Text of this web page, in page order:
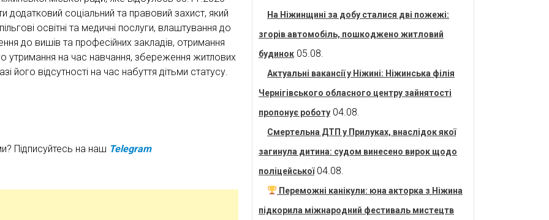
додатковий соціальний та правовий захист, який
освітні та медичні послуги, влаштування до
до вишів та професійних закладів, отримання
утримання на час навчання, збереження житлових
відсутності на час набуття дітьми статусу.
Підписуйтесь на наш Telegram
На Ніжинщині за добу сталися дві пожежі:
згорів автомобіль, пошкоджено житловий
будинок 05.08.
Актуальні вакансії у Ніжині: Ніжинська філія
Чернігівського обласного центру зайнятості
пропонує роботу 04.08.
Смертельна ДТП у Прилуках, внаслідок якої
загинула дитина: судом винесено вирок щодо
поліцейської 04.08.
Переможні канікули: юна акторка з Ніжина
підкорила міжнародний фестиваль мистецтв